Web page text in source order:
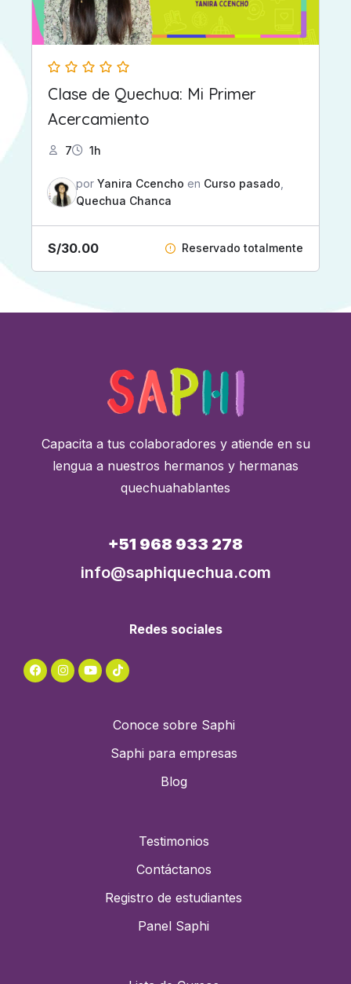
Clase de Quechua: Mi Primer
Acercamiento
7 1h
por Yanira Ccencho en Curso pasado
Quechua Chanca
S/30.00 Reservado totalmente
Capacita a tus colaboradores y atiende en su
lengua a nuestros hermanos y hermanas
quechuahablantes
+51 968 933 278
info@saphiquechua.com
Redes sociales
Conoce sobre Saphi
Saphi para empresas
Blog
Testimonios
Contáctanos
Registro de estudiantes
Panel Saphi